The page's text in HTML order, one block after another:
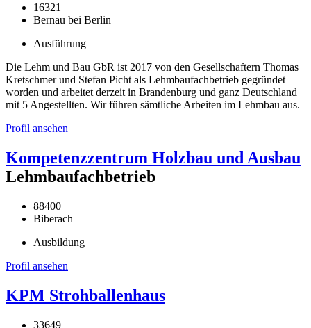
16321
Bernau bei Berlin
Ausführung
Die Lehm und Bau GbR ist 2017 von den Gesellschaftern Thomas
Kretschmer und Stefan Picht als Lehmbaufachbetrieb gegründet
worden und arbeitet derzeit in Brandenburg und ganz Deutschland
mit 5 Angestellten. Wir führen sämtliche Arbeiten im Lehmbau aus.
Profil ansehen
Kompetenzzentrum Holzbau und Ausbau
Lehmbaufachbetrieb
88400
Biberach
Ausbildung
Profil ansehen
KPM Strohballenhaus
33649